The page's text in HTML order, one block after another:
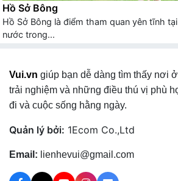
Hồ Sở Bông
Hồ Sở Bông là điểm tham quan yên tĩnh
nước trong...
Vui.vn giúp bạn dễ dàng tìm thấy nơi
trải nghiệm và những điều thú vị phù
đi và cuộc sống hằng ngày.
Quản lý bởi: 1Ecom Co.,Ltd
Email: lienhevui@gmail.com